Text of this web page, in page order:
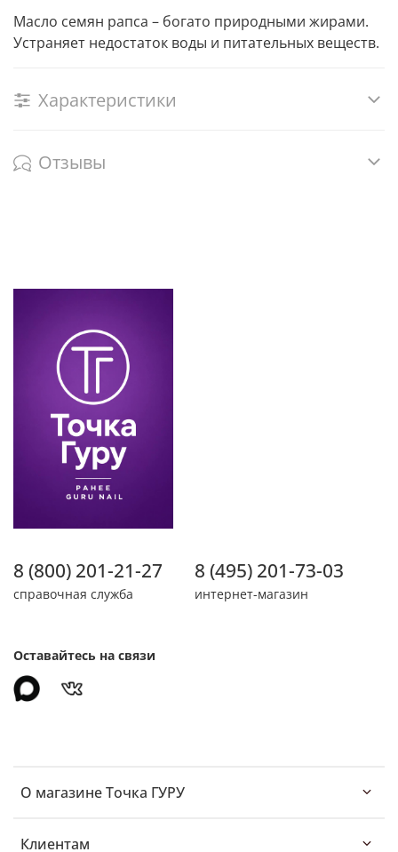
Масло семян рапса – богато природными жирами.
Устраняет недостаток воды и питательных веществ.
Характеристики
Отзывы
О магазине Точка ГУРУ
Клиентам
8 (800) 201-21-27
справочная служба
8 (495) 201-73-03
интернет-магазин
Оставайтесь на связи